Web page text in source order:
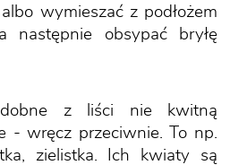
wymieszać z podłożem
następnie obsypać bryłę
z liści nie kwitną
- wręcz przeciwnie. To np.
zielistka. Ich kwiaty są